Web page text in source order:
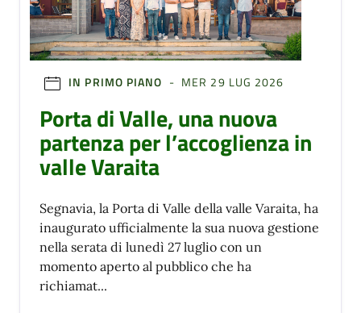
IN PRIMO PIANO - MER 29 LUG 2026
Porta di Valle, una nuova
partenza per l’accoglienza in
valle Varaita
Segnavia, la Porta di Valle della valle Varaita, ha
inaugurato ufficialmente la sua nuova gestione
nella serata di lunedì 27 luglio con un
momento aperto al pubblico che ha
richiamat...